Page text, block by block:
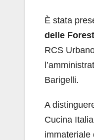
È stata
delle
RCS
Barigelli.
A
Cucina
immateriale